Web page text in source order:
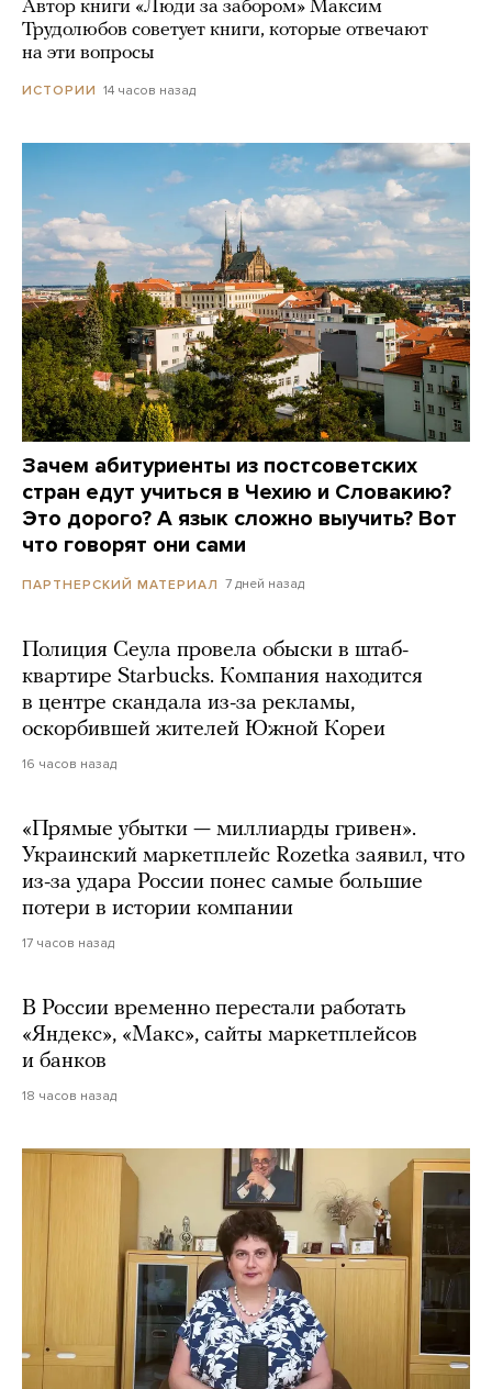
Автор книги «Люди за забором» Максим
Трудолюбов советует книги, которые отвечают
на эти вопросы
ИСТОРИИ 14 часов назад
Зачем абитуриенты из постсоветских
стран едут учиться в Чехию и Словакию?
Это дорого? А язык сложно выучить? Вот
что говорят они сами
ПАРТНЕРСКИЙ МАТЕРИАЛ 7 дней назад
Полиция Сеула провела обыски в штаб-
квартире Starbucks. Компания находится
в центре скандала из-за рекламы,
оскорбившей жителей Южной Кореи
16 часов назад
«Прямые убытки — миллиарды гривен».
Украинский маркетплейс Rozetka заявил, что
из-за удара России понес самые большие
потери в истории компании
17 часов назад
В России временно перестали работать
«Яндекс», «Макс», сайты маркетплейсов
и банков
18 часов назад